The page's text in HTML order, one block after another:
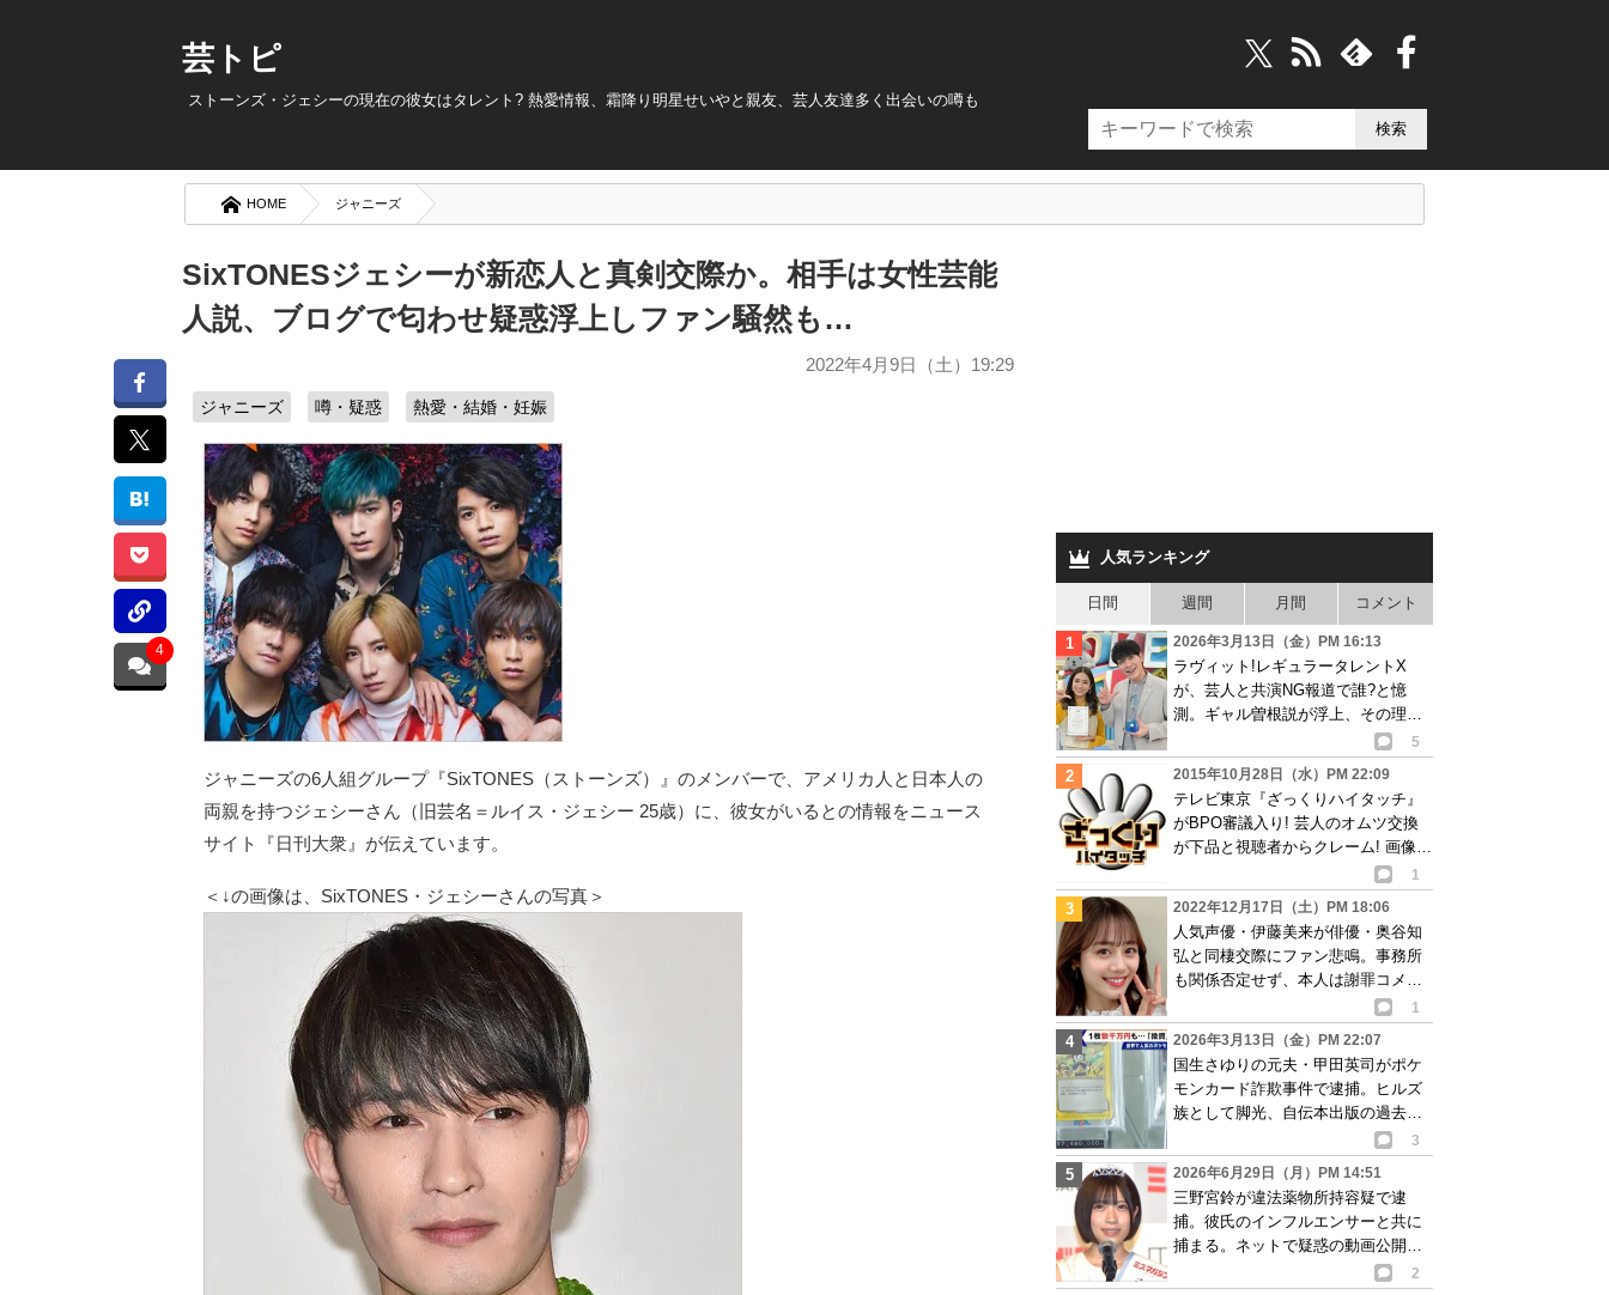
芸トピ
ストーンズ・ジェシーの現在の彼女はタレント? 熱愛情報、霜降り明星せいやと親友、芸人友達多く出会いの噂も
HOME ジャニーズ
SixTONESジェシーが新恋人と真剣交際か。相手は女性芸能
人説、ブログで匂わせ疑惑浮上しファン騒然も…
2022年4月9日（土）19:29
ジャニーズ 噂・疑惑 熱愛・結婚・妊娠
4
ジャニーズの6人組グループ『SixTONES（ストーンズ）』のメンバーで、アメリカ人と日本人の
両親を持つジェシーさん（旧芸名＝ルイス・ジェシー 25歳）に、彼女がいるとの情報をニュース
サイト『日刊大衆』が伝えています。
＜↓の画像は、SixTONES・ジェシーさんの写真＞
人気ランキング
日間 週間 月間 コメント
2026年3月13日（金）PM 16:13
ラヴィット!レギュラータレントX
が、芸人と共演NG報道で誰?と憶
測。ギャル曽根説が浮上、その理由
5
2015年10月28日（水）PM 22:09
テレビ東京『ざっくりハイタッチ』
がBPO審議入り! 芸人のオムツ交換
が下品と視聴者からクレーム! 画像あ
1
2022年12月17日（土）PM 18:06
人気声優・伊藤美来が俳優・奥谷知
弘と同棲交際にファン悲鳴。事務所
も関係否定せず、本人は謝罪コメン
1
2026年3月13日（金）PM 22:07
国生さゆりの元夫・甲田英司がポケ
モンカード詐欺事件で逮捕。ヒルズ
族として脚光、自伝本出版の過去
3
2026年6月29日（月）PM 14:51
三野宮鈴が違法薬物所持容疑で逮
捕。彼氏のインフルエンサーと共に
捕まる。ネットで疑惑の動画公開
2